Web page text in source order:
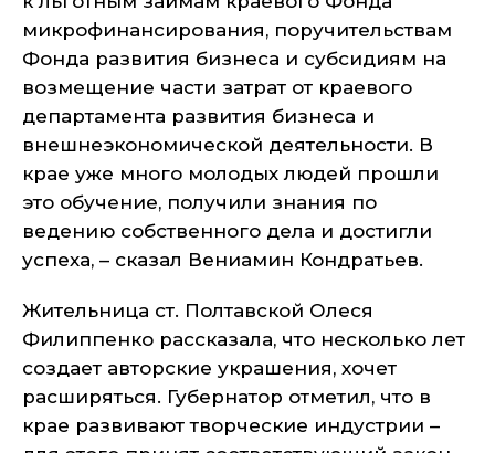
микрофинансирования, поручительствам
Фонда развития бизнеса и субсидиям на
возмещение части затрат от краевого
департамента развития бизнеса и
внешнеэкономической деятельности. В
крае уже много молодых людей прошли
это обучение, получили знания по
ведению собственного дела и достигли
успеха, – сказал Вениамин Кондратьев.
Жительница ст. Полтавской Олеся
Филиппенко рассказала, что несколько лет
создает авторские украшения, хочет
расширяться. Губернатор отметил, что в
крае развивают творческие индустрии –